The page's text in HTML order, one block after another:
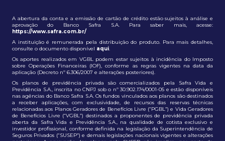
A abertura da conta e a emissão de cartão de crédito estão sujeitos à análise e
aprovação do Banco Safra S.A. Para saber mais, acesse:
https://www.safra.com.br/
A instituição é remunerada pela distribuição do produto. Para mais detalhes,
consulte o documento disponível aqui.
Os aportes realizados em VGBL podem estar sujeitos à incidência do Imposto
sobre Operações Financeiras (IOF), conforme as regras vigentes na data da
aplicação (Decreto nº 6.306/2007 e alterações posteriores).
Os planos de previdência privada são comercializados pela Safra Vida e
Previdência S.A., inscrita no CNPJ sob o nº 30.902.174/0001-05 e estão disponíveis
nas agências do Banco Safra S.A. Os fundos vinculados aos planos são destinados
a receber aplicações, com exclusividade, de recursos das reservas técnicas
relacionadas aos Planos Geradores de Benefícios Livre (“PGBL”) e Vida Geradores
de Benefícios Livre (“VGBL”) destinados a proponentes de previdência privada
aberta da Safra Vida e Previdência S.A., na qualidade de cotista exclusivo e
investidor profissional, conforme definida na legislação da Superintendência de
Seguros Privados (“SUSEP”) e demais legislações nacionais vigentes e alterações